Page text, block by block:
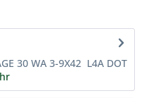
30 WA 3-9X42 L4A DOT